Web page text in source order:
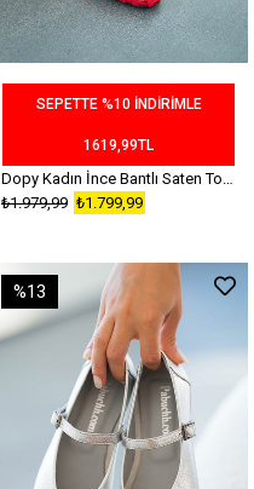
SEPETTE %10 İNDİRİMLE
1619,99TL
Dopy Kadın İnce Bantlı Saten Topuklu Babet Kırmızı
₺1.799,99
₺1.979,99
%13